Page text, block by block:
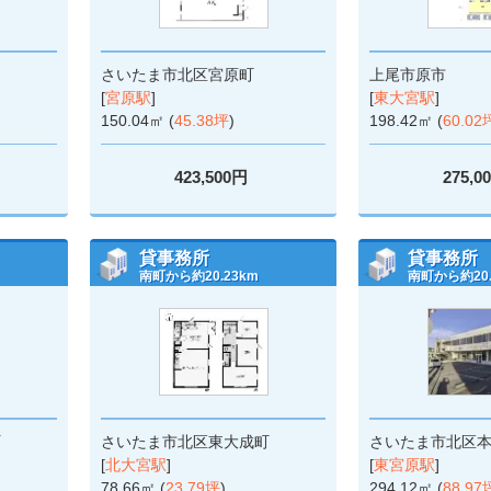
さいたま市北区宮原町
[宮原駅]
150.04㎡ (45.38坪)
423,500円
上尾市原市
[東大宮駅]
198.42㎡ (60.02
貸事務所
南町から約20.23km
さいたま市北区東大成町
[北大宮駅]
78.66㎡ (23.79坪)
貸事務所
南町から約
さいたま市北区
[東宮原駅]
294.12㎡ (88.97